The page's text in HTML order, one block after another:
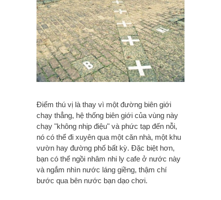
Điểm thú vị là thay vì một đường biên giới
chạy thẳng, hệ thống biên giới của vùng này
chạy "không nhịp điệu" và phức tạp đến nỗi,
nó có thể đi xuyên qua một căn nhà, một khu
vườn hay đường phố bất kỳ. Đặc biệt hơn,
bạn có thể ngồi nhâm nhi ly cafe ở nước này
và ngắm nhìn nước láng giềng, thậm chí
bước qua bên nước bạn dạo chơi.